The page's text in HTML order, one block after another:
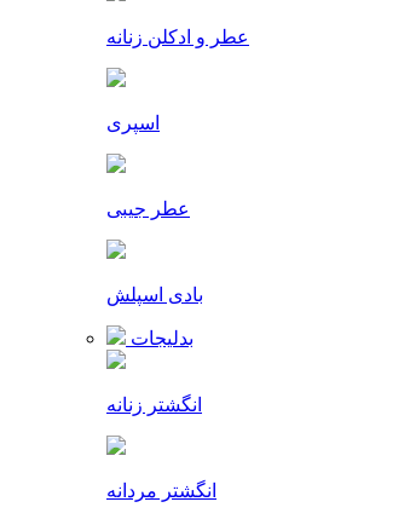
عطر و ادکلن زنانه
اسپری
عطر جیبی
بادی اسپلش
بدلیجات
انگشتر زنانه
انگشتر مردانه